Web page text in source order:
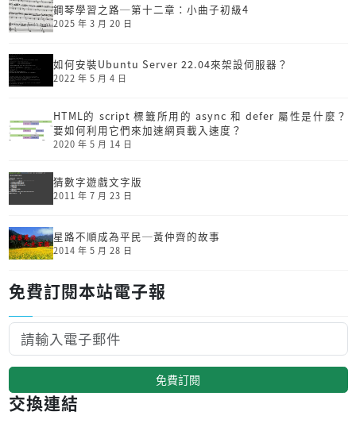
鋼琴學習之路─第十二章：小曲子初級4
2025 年 3 月 20 日
如何安裝Ubuntu Server 22.04來架設伺服器？
2022 年 5 月 4 日
HTML的 script 標籤所用的 async 和 defer 屬性是什麼？
要如何利用它們來加速網頁載入速度？
2020 年 5 月 14 日
猜數字遊戲文字版
2011 年 7 月 23 日
星路不順成為平民─黃仲齊的故事
2014 年 5 月 28 日
免費訂閱本站電子報
免費訂閱
交換連結